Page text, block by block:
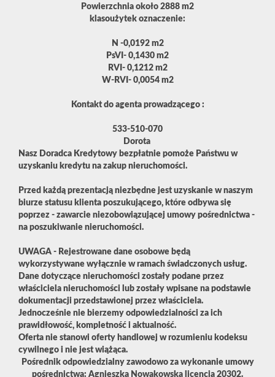
Powierzchnia około 2888 m2
klasoużytek oznaczenie:
N -0,0192 m2
PsVI- 0,1430 m2
RVI- 0,1212 m2
W-RVI- 0,0054 m2
Kontakt do agenta prowadzącego :
533-510-070
Dorota
Nasz Doradca Kredytowy bezpłatnie pomoże Państwu w
uzyskaniu kredytu na zakup nieruchomości.
Przed każdą prezentacją niezbędne jest uzyskanie w naszym
biurze statusu klienta poszukującego, które odbywa się
poprzez - zawarcie niezobowiązującej umowy pośrednictwa -
na poszukiwanie nieruchomości.
UWAGA - Rejestrowane dane osobowe będą
wykorzystywane wyłącznie w ramach świadczonych usług.
Dane dotyczące nieruchomości zostały podane przez
właściciela nieruchomości lub zostały wpisane na podstawie
dokumentacji przedstawionej przez właściciela.
Jednocześnie nie bierzemy odpowiedzialności za ich
prawidłowość, kompletność i aktualność.
Oferta nie stanowi oferty handlowej w rozumieniu kodeksu
cywilnego i nie jest wiążąca.
Pośrednik odpowiedzialny zawodowo za wykonanie umowy
pośrednictwa: Agnieszka Nowakowska licencja 20302.